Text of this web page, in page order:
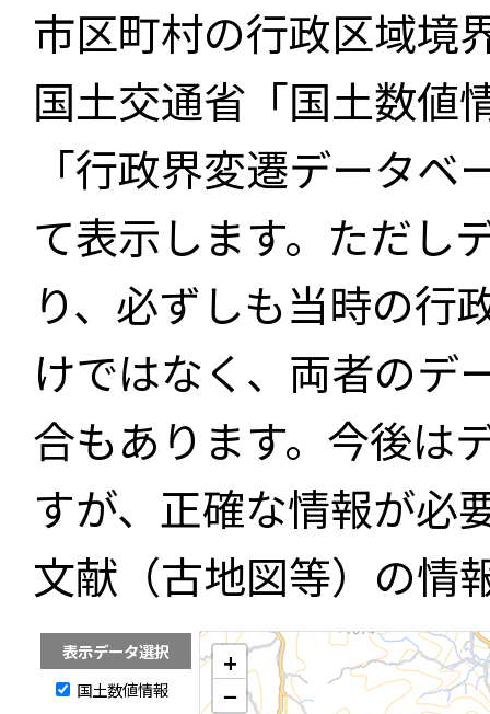
市区町村の行政区域境
国土交通省「国土数値
「行政界変遷データ
て表示します。ただし
り、必ずしも当時の行
けではなく、両者のデ
合もあります。今後は
すが、正確な情報が必
文献（古地図等）の情
表示データ選択
国土数値情報
+
−